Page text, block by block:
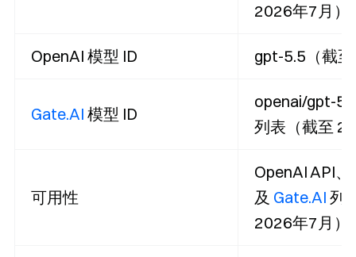
2026年7月）
OpenAI 模型 ID gpt-5.5（截
Gate.AI 模型 ID
openai/gpt-
列表（截至
可用性
OpenAI API
及 Gate.AI 列
2026年7月）